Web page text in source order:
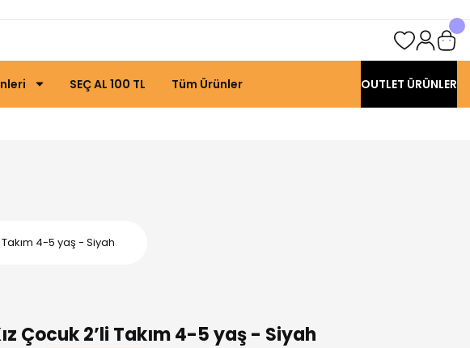
SEÇ AL 100 TL Tüm Ürünler OUTLET ÜRÜNLER
Takım 4-5 yaş - Siyah
Çocuk 2’li Takım 4-5 yaş - Siyah